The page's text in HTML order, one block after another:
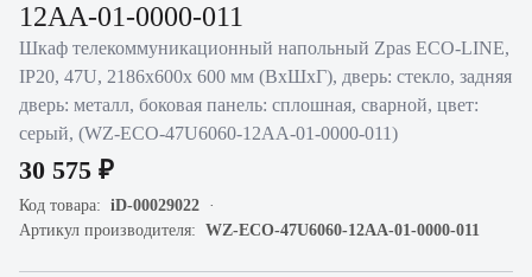
12AA-01-0000-011
Шкаф телекоммуникационный напольный Zpas ECO-LINE,
IP20, 47U, 2186х600х 600 мм (ВхШхГ), дверь: стекло, задняя
дверь: металл, боковая панель: сплошная, сварной, цвет:
серый, (WZ-ECO-47U6060-12AA-01-0000-011)
30 575 ₽
Код товара: iD-00029022
Артикул производителя: WZ-ECO-47U6060-12AA-01-0000-011